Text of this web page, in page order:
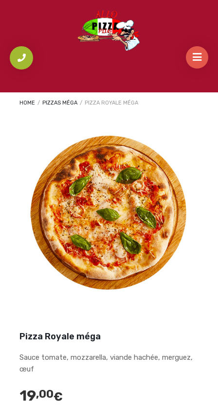
HOME / PIZZAS MÉGA / PIZZA ROYALE MÉGA
Pizza Royale méga
Sauce tomate, mozzarella, viande hachée, merguez,
œuf
19,00€